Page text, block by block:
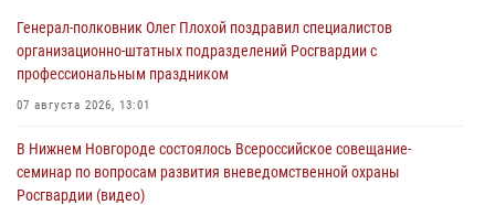
Генерал-полковник Олег Плохой поздравил специалистов
организационно-штатных подразделений Росгвардии с
профессиональным праздником
07 августа 2026, 13:01
В Нижнем Новгороде состоялось Всероссийское совещание-
семинар по вопросам развития вневедомственной охраны
Росгвардии (видео)